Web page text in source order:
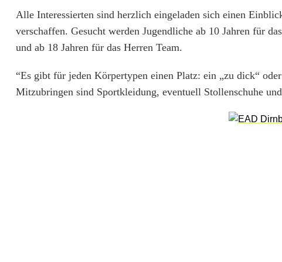
d
u
F
Alle Interessierten sind herzlich eingeladen sich einen
verschaffen. Gesucht werden Jugendliche ab 10 Jahren für
und ab 18 Jahren für das Herren Team.
“Es gibt für jeden Körpertypen einen Platz: ein „zu dick“
Mitzubringen sind Sportkleidung, eventuell Stollenschuhe